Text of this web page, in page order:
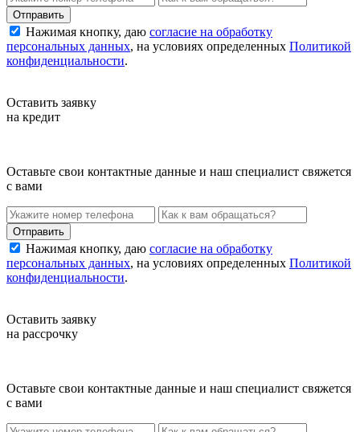
Нажимая кнопку, даю согласие на обработку
персональных данных, на условиях определенных Политикой
конфиденциальности.
Оставить заявку
на кредит
Оставьте свои контактные данные и наш специалист свяжется
с вами
Нажимая кнопку, даю согласие на обработку
персональных данных, на условиях определенных Политикой
конфиденциальности.
Оставить заявку
на рассрочку
Оставьте свои контактные данные и наш специалист свяжется
с вами